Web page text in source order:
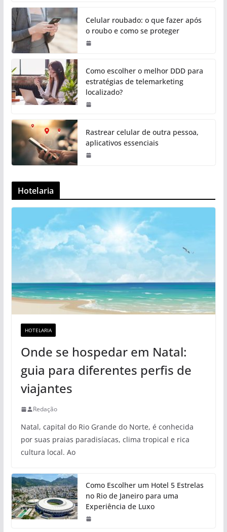
Celular roubado: o que fazer após
o roubo e como se proteger
Como escolher o melhor DDD para
estratégias de telemarketing
localizado?
Rastrear celular de outra pessoa,
aplicativos essenciais
Hotelaria
HOTELARIA
Onde se hospedar em Natal:
guia para diferentes perfis de
viajantes
Redação
Natal, capital do Rio Grande do Norte, é conhecida
por suas praias paradisíacas, clima tropical e rica
cultura local. Ao
Como Escolher um Hotel 5 Estrelas
no Rio de Janeiro para uma
Experiência de Luxo